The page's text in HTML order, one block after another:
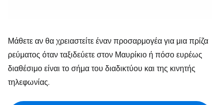
Μάθετε αν θα χρειαστείτε έναν προσαρμογέα για μια πρίζα
ρεύματος όταν ταξιδεύετε στον Μαυρίκιο ή πόσο ευρέως
διαθέσιμο είναι το σήμα του διαδικτύου και της κινητής
τηλεφωνίας.